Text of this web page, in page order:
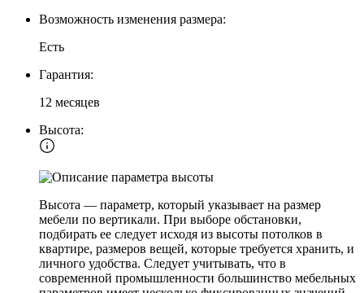
Возможность изменения размера:
Есть
Гарантия:
12 месяцев
Высота:
Высота — параметр, который указывает на размер
мебели по вертикали. При выборе обстановки,
подбирать ее следует исходя из высоты потолков в
квартире, размеров вещей, которые требуется хранить, и
личного удобства. Следует учитывать, что в
современной промышленности большинство мебельных